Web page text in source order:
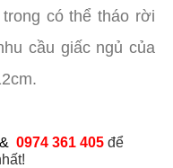
có thể tháo rời
cầu giấc ngủ của
& 0974 361 405 để